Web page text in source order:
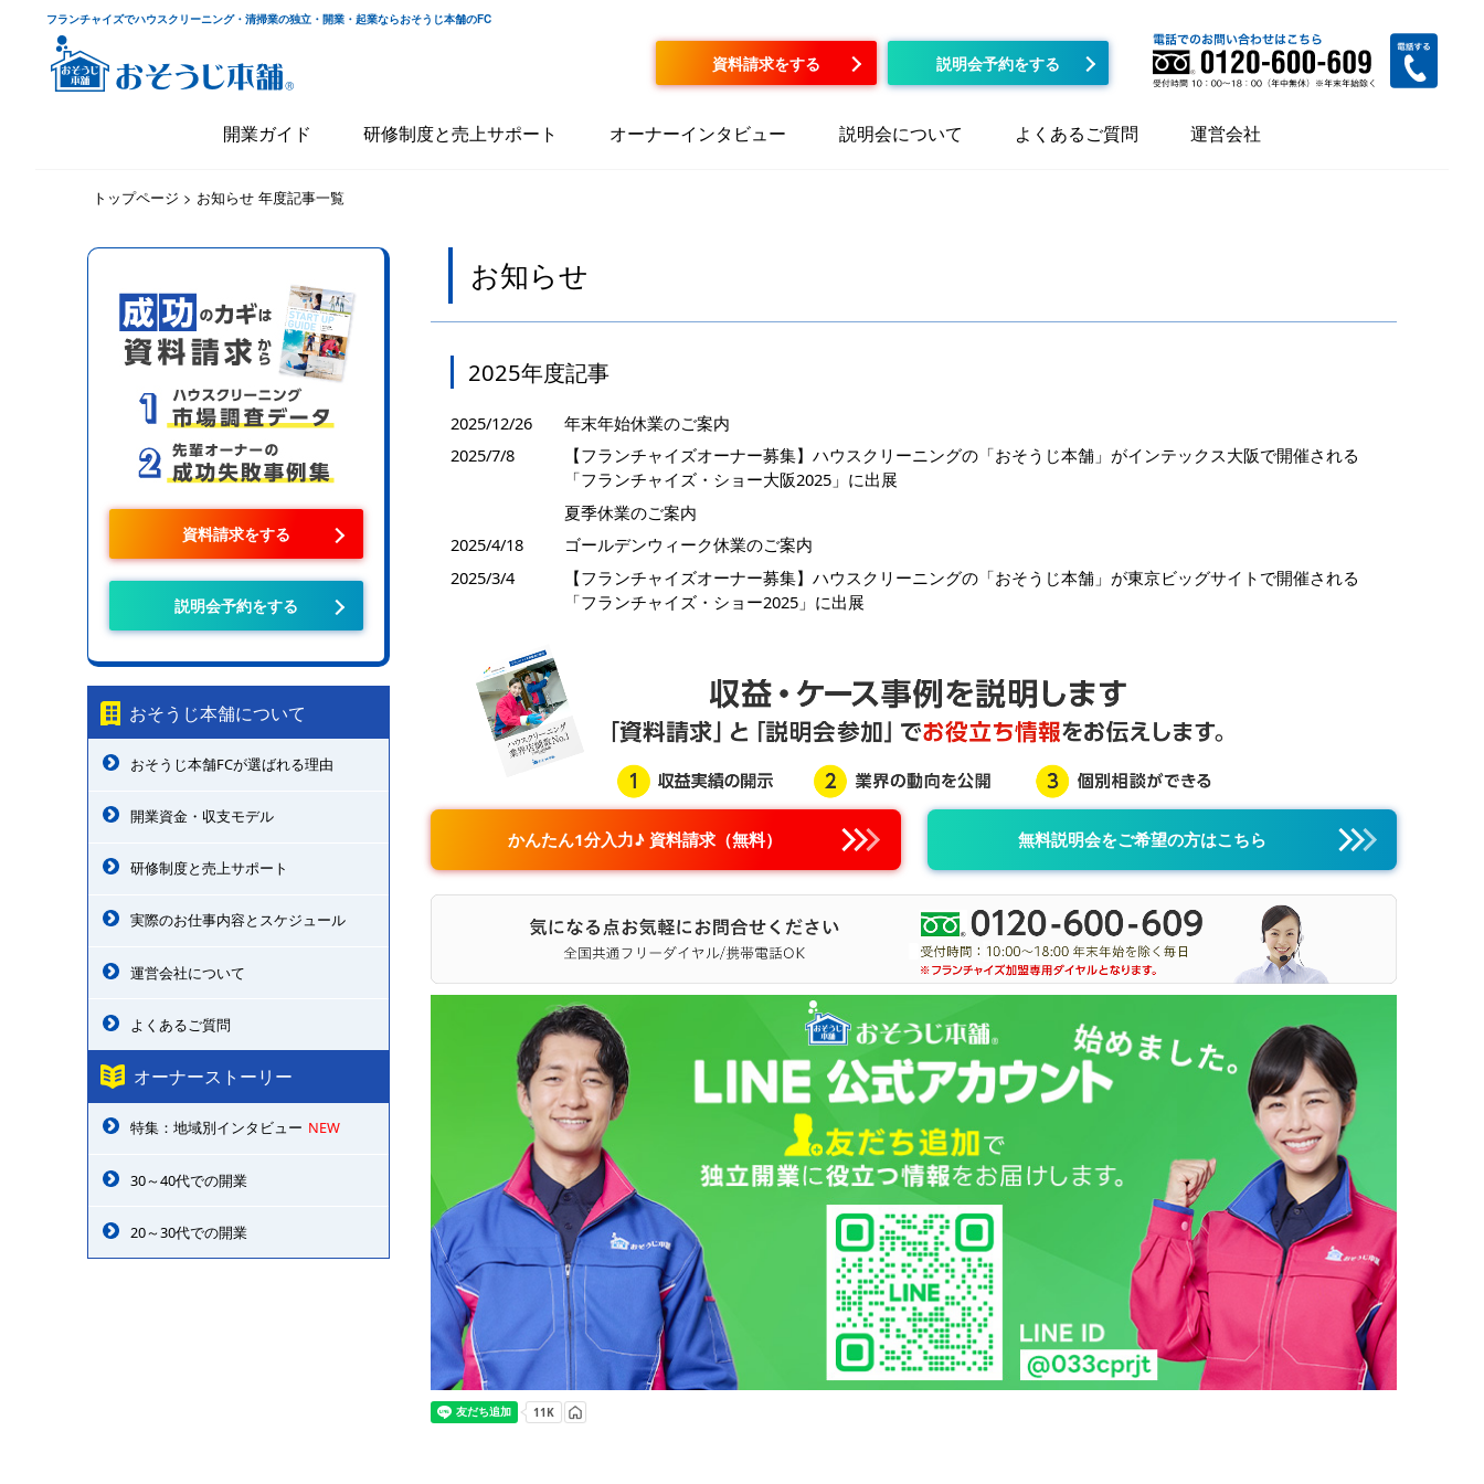
フランチャイズでハウスクリーニング・清掃業の独立・開業・起業ならおそうじ本舗のFC
資料請求をする 説明会予約をする
開業ガイド 研修制度と売上サポート オーナーインタビュー 説明会について よくあるご質問 運営会社
トップページ > お知らせ 年度記事一覧
資料請求をする
説明会予約をする
おそうじ本舗について
おそうじ本舗FCが選ばれる理由
開業資金・収支モデル
研修制度と売上サポート
実際のお仕事内容とスケジュール
運営会社について
よくあるご質問
オーナーストーリー
特集：地域別インタビュー NEW
30～40代での開業
20～30代での開業
お知らせ
2025年度記事
2025/12/26
年末年始休業のご案内
2025/7/8
【フランチャイズオーナー募集】ハウスクリーニングの「おそうじ本舗」がインテックス大阪で開催される
「フランチャイズ・ショー大阪2025」に出展
夏季休業のご案内
2025/4/18
ゴールデンウィーク休業のご案内
2025/3/4
【フランチャイズオーナー募集】ハウスクリーニングの「おそうじ本舗」が東京ビッグサイトで開催される
「フランチャイズ・ショー2025」に出展
かんたん1分入力♪ 資料請求（無料） 無料説明会をご希望の方はこちら